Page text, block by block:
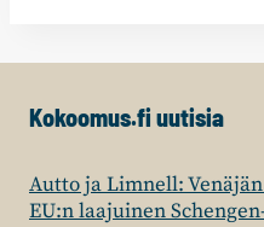
Kokoomus.fi uutisia
Autto ja Limnell:
EU:n laajuinen